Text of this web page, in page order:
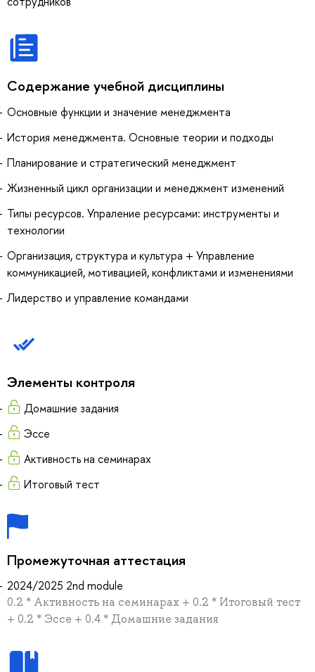
Содержание учебной дисциплины
Основные функции и значение менеджмента
История менеджмента. Основные теории и подходы
Планирование и стратегический менеджмент
Жизненный цикл организации и менеджмент изменений
Типы ресурсов. Упраление ресурсами: инструменты и
технологии
Организация, структура и культура + Управление
коммуникацией, мотивацией, конфликтами и изменениями
Лидерство и управление командами
Элементы контроля
Домашние задания
Эссе
Активность на семинарах
Итоговый тест
Промежуточная аттестация
2024/2025 2nd module
0.2 * Активность на семинарах + 0.2 * Итоговый тест
+ 0.2 * Эссе + 0.4 * Домашние задания